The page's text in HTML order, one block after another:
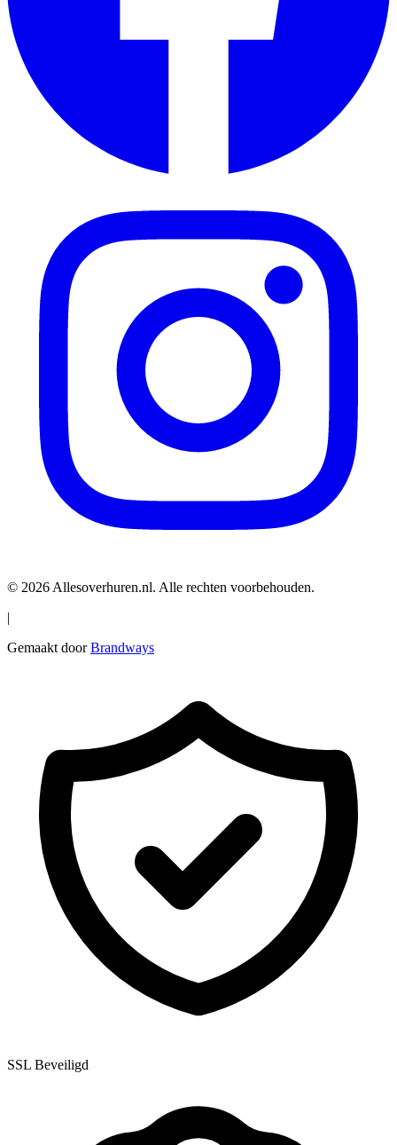
© 2026 Allesoverhuren.nl. Alle rechten voorbehouden.
|
Gemaakt doorBrandways
SSL Beveiligd